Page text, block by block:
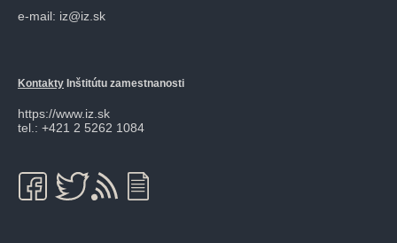
e-mail: iz@iz.sk
Kontakty Inštitútu zamestnanosti
https://www.iz.sk
tel.: +421 2 5262 1084